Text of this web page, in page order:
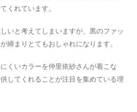
くれています。
いと考えてしまいますが、黒のファッ
締まりとてもおしゃれになります。
くいカラーを仲里依紗さんが着こな
してくれることが注目を集めている理